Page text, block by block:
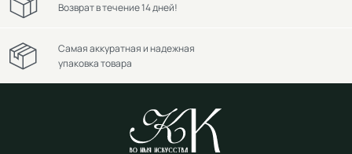
Возврат в течение 14 дней!
Самая аккуратная и надежная
упаковка товара